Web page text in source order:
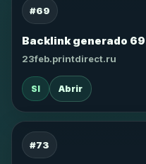
#69
Backlink generado 69
23feb.printdirect.ru
SI Abrir
#73